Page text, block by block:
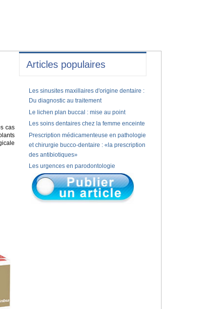
cas
Articles populaires
Les sinusites maxillaires d'origine dentaire :
Du diagnostic au traitement
Le lichen plan buccal : mise au point
Les soins dentaires chez la femme enceinte
Prescription médicamenteuse en pathologie
et chirurgie bucco-dentaire : «la prescription
des antibiotiques»
Les urgences en parodontologie